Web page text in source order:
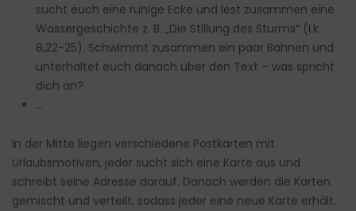
sucht euch eine ruhige Ecke und lest zusammen eine
Wassergeschichte z. B. „Die Stillung des Sturms“ (Lk
8,22-25). Schwimmt zusammen ein paar Bahnen und
unterhaltet euch danach über den Text – was spricht
dich an?
…
In der Mitte liegen verschiedene Postkarten mit
Urlaubsmotiven, jeder sucht sich eine Karte aus und
schreibt seine Adresse darauf. Danach werden die Karten
gemischt und verteilt, sodass jeder eine neue Karte erhält.